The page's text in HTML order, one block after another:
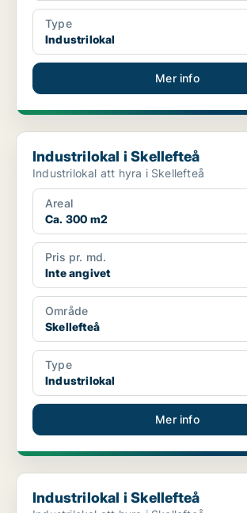
Type
Industrilokal
Mer info
Industrilokal i Skellefteå
Industrilokal i Skellefteå
Industrilokal att hyra i Skellefteå
Areal
Ca. 300 m2
Pris pr. md.
Inte angivet
Område
Skellefteå
Type
Industrilokal
Mer info
Industrilokal i Skellefteå
Industrilokal i Skellefteå